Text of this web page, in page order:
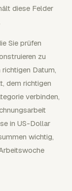
diese Felder
Sie prüfen
zu
Datum,
dem richtigen
verbinden,
in US-Dollar
wichtig,